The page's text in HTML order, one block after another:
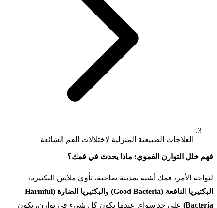
العلاجات الطبيعية المنزلية لاختلالات الفم الشائعة
فهم خلل التوازن الفموي: ماذا يحدث في فمك؟
لنواجه الأمر، فمك أشبه بمدينة صاخبة، تأوي ملايين البكتيريا،
البكتيريا النافعة (Good Bacteria)
و
البكتيريا الضارة (Harmful
Bacteria)
على حد سواء. عندما يكون كل شيء في توازن، يكون